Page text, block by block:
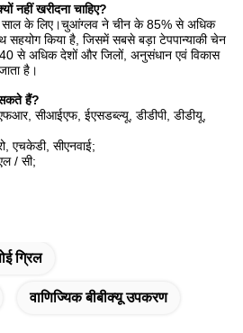
नहीं खरीदना चाहिए?
के लिए।चुआंग्लव ने चीन के 85% से अधिक
सहयोग किया है, जिसमें सबसे बड़ा टेपपान्याकी चेन
से अधिक देशों और जिलों, अनुसंधान एवं विकास
है।
सकते हैं?
सीआईएफ, ईएसडब्ल्यू, डीडीपी, डीडीयू,
एचकेडी, सीएनवाई;
/ सी;
ग्रिल
वाणिज्यिक बीबीक्यू उपकरण